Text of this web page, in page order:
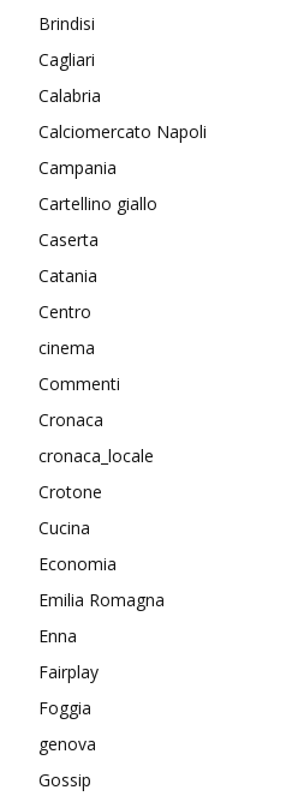
Brindisi
Cagliari
Calabria
Calciomercato Napoli
Campania
Cartellino giallo
Caserta
Catania
Centro
cinema
Commenti
Cronaca
cronaca_locale
Crotone
Cucina
Economia
Emilia Romagna
Enna
Fairplay
Foggia
genova
Gossip